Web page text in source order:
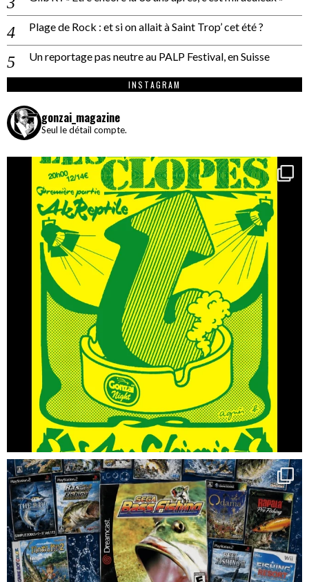
Plage de Rock : et si on allait à Saint Trop’ cet été ?
Un reportage pas neutre au PALP Festival, en Suisse
INSTAGRAM
gonzai_magazine
Seul le détail compte.